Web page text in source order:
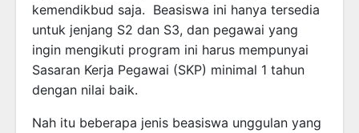
kemendikbud saja. Beasiswa ini hanya tersedia
untuk jenjang S2 dan S3, dan pegawai yang
ingin mengikuti program ini harus mempunyai
Sasaran Kerja Pegawai (SKP) minimal 1 tahun
dengan nilai baik.
Nah itu beberapa jenis beasiswa unggulan yang